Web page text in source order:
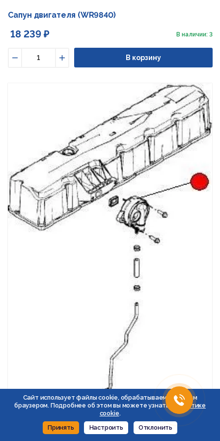
Сапун двигателя (WR9840)
18 239 ₽ В наличии: 3
Увеличить
В корзину
Сайт использует файлы cookie, обрабатываемые вашим
браузером. Подробнее об этом вы можете узнать в Политике
cookie.
Принять
Настроить Отклонить